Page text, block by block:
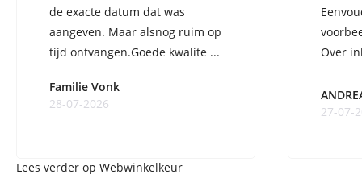
de exacte datum dat was
aangeven. Maar alsnog ruim op
tijd ontvangen.Goede kwalite ...
Familie Vonk
28-07-2026
Over
27-07-
Lees verder op Webwinkelkeur